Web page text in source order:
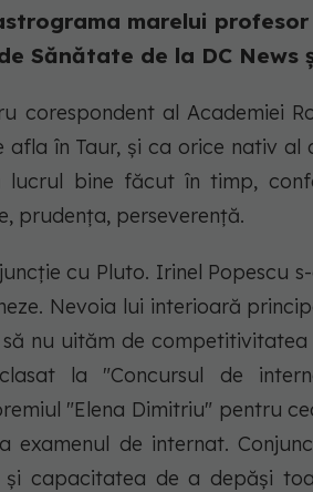
marelui
Sănătate de la DC News
corespondent al Academiei
afla în Taur, și ca orice nativ al
bine făcut în timp,
prudența, perseverență.
cu Pluto. Irinel Popescu
Nevoia lui interioară
nu uităm de
la "Concursul de
"Elena Dimitriu" pentru
de internat.
capacitatea de a depăși